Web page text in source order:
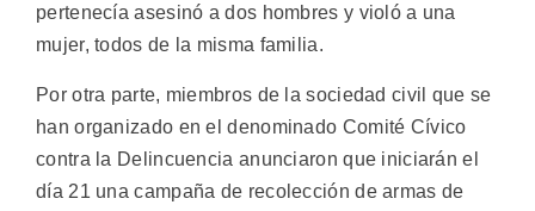
pertenecía asesinó a dos hombres y violó a una
mujer, todos de la misma familia.
Por otra parte, miembros de la sociedad civil que se
han organizado en el denominado Comité Cívico
contra la Delincuencia anunciaron que iniciarán el
día 21 una campaña de recolección de armas de